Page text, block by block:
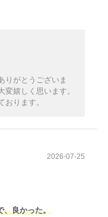
りがとうございま
嬉しく思います。
ります。
2026-07-25
、良かった。